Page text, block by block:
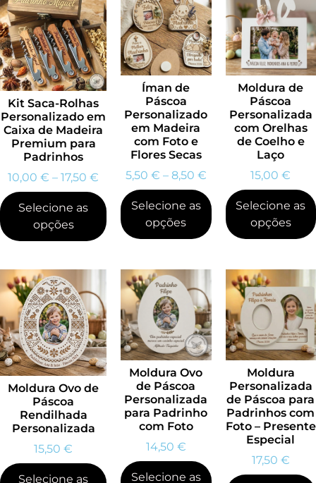
Kit Saca-Rolhas
Personalizado em
Caixa de Madeira
Premium para
Padrinhos
10,00 € – 17,50 €
Selecione as
opções
Íman de
Páscoa
Personalizado
em Madeira
com Foto e
Flores Secas
5,50 € – 8,50 €
Selecione as
opções
Moldura de
Páscoa
Personalizada
com Orelhas
de Coelho e
Laço
15,00€
Selecione as
opções
Moldura Ovo de
Páscoa
Rendilhada
Personalizada
15,50 €
Selecione as
Moldura Ovo
de Páscoa
Personalizada
para Padrinho
com Foto
14,50 €
Selecione as
Moldura
Personalizada
de Páscoa para
Padrinhos com
Foto – Presente
Especial
17,50 €